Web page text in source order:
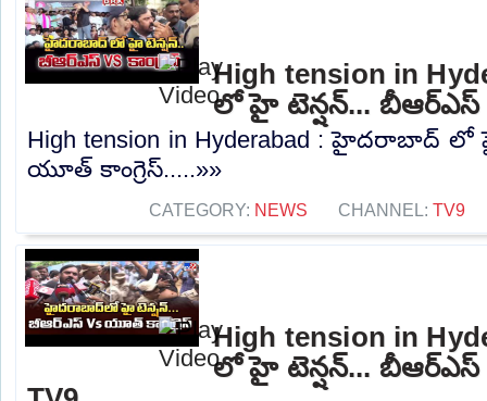
High tension in
లో హై టెన్షన్... బీఆర్‌ఎస్‌
High tension in Hyderabad : హైదరాబాద్ లో
యూత్‌ కాంగ్రెస్‌.....»»
CATEGORY: NEWS CHANNEL: TV9
High tension in
లో హై టెన్షన్... బీఆర్‌ఎస్‌